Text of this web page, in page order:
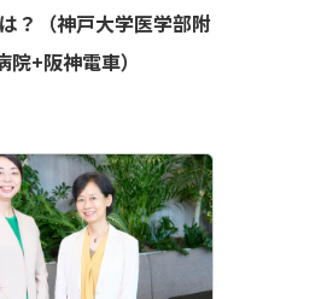
？（神戸大学医学部附
院+阪神電車）